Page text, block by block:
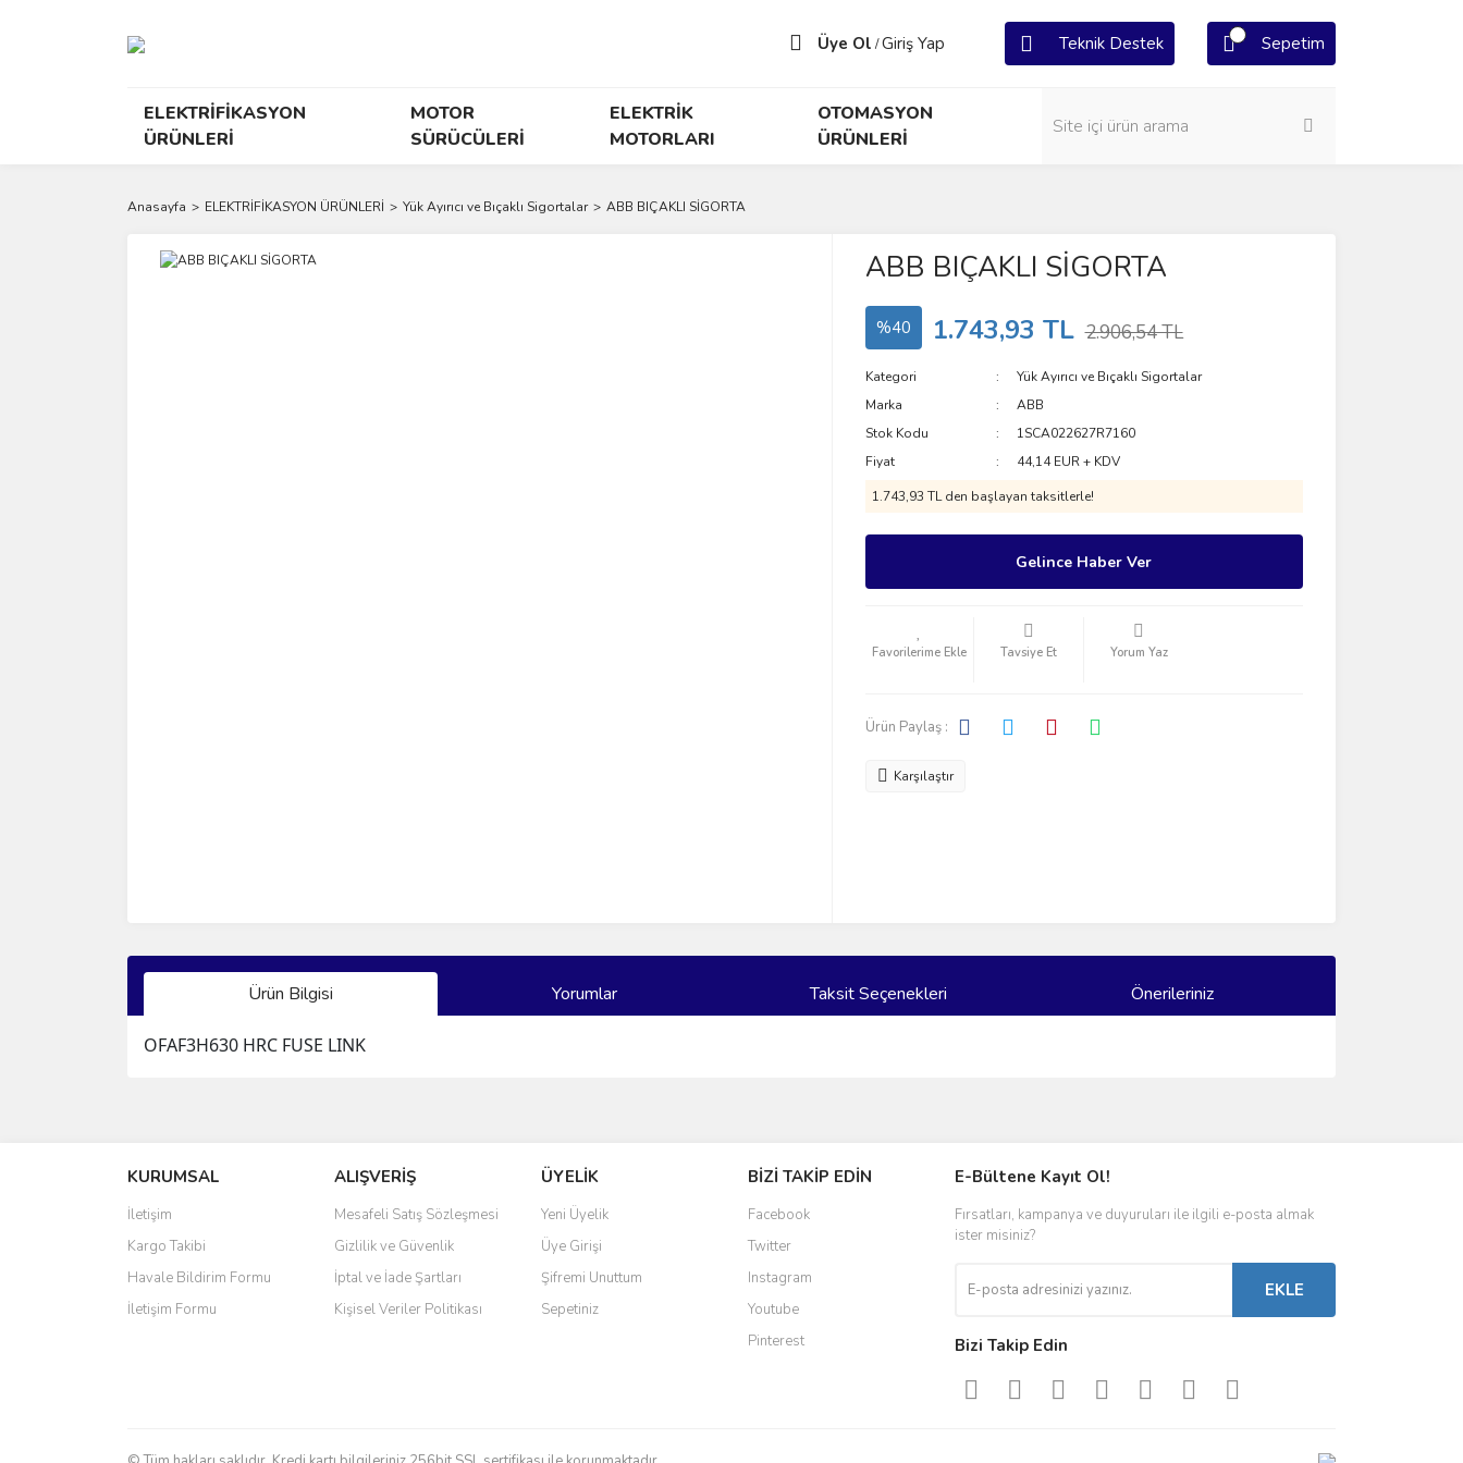
Üye Ol /Giriş Yap Teknik Destek Sepetim
ELEKTRİFİKASYON
ÜRÜNLERİ
MOTOR
SÜRÜCÜLERİ
ELEKTRİK
MOTORLARI
OTOMASYON
ÜRÜNLERİ
Anasayfa ELEKTRİFİKASYON ÜRÜNLERİ Yük Ayırıcı ve Bıçaklı Sigortalar ABB BIÇAKLI SİGORTA
ABB BIÇAKLI SİGORTA
%40 1.743,93 TL 2.906,54 TL
Kategori
Yük Ayırıcı ve Bıçaklı Sigortalar
Marka
ABB
Stok Kodu
1SCA022627R7160
Fiyat
44,14 EUR + KDV
1.743,93 TL den başlayan taksitlerle!
Gelince Haber Ver
Tavsiye Et Yorum Yaz
Ürün Paylaş :
Karşılaştır
Ürün Bilgisi Yorumlar Taksit Seçenekleri Önerileriniz
OFAF3H630 HRC FUSE LINK
Ürün resmi kalitesiz, bozuk veya görüntülenemiyor.
Ürün açıklamasında eksik bilgiler bulunuyor.
Ürün bilgilerinde hatalar bulunuyor.
Ürün fiyatı diğer sitelerden daha pahalı.
Bu ürüne benzer farklı alternatifler olmalı.
KURUMSAL
İletişim
Kargo Takibi
Havale Bildirim Formu
İletişim Formu
ALIŞVERİŞ
Mesafeli Satış Sözleşmesi
Gizlilik ve Güvenlik
İptal ve İade Şartları
Kişisel Veriler Politikası
ÜYELİK
Yeni Üyelik
Üye Girişi
Şifremi Unuttum
Sepetiniz
BİZİ TAKİP EDİN
Facebook
Twitter
Instagram
Youtube
Pinterest
E-Bültene Kayıt Ol!
Fırsatları, kampanya ve duyuruları ile ilgili e-posta almak
ister misiniz?
EKLE
Bizi Takip Edin